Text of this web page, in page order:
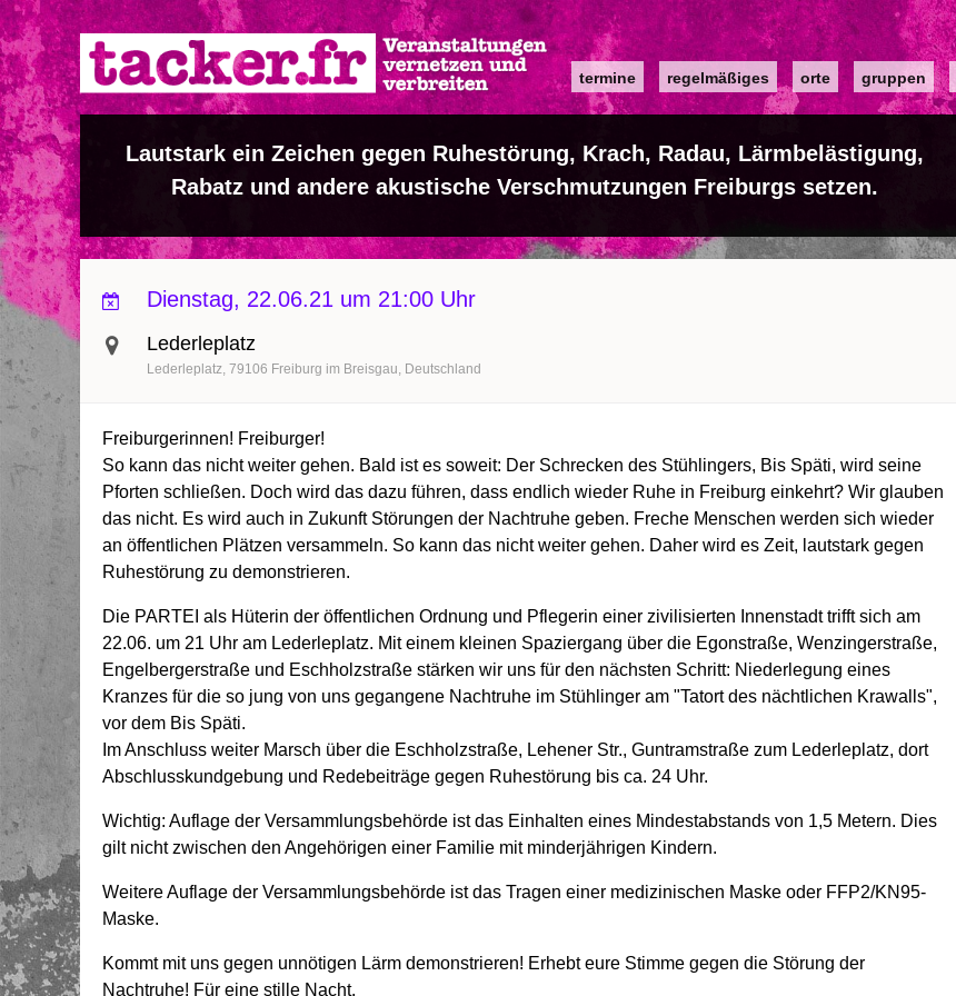
Direkt
zum
Inhalt
Main
navigation
termine regelmäßiges orte gruppen
Lautstark ein Zeichen gegen Ruhestörung, Krach, Radau, Lärmbelästigung,
Rabatz und andere akustische Verschmutzungen Freiburgs setzen.
Dienstag, 22.06.21 um 21:00 Uhr
Lederleplatz
Lederleplatz 79106 Freiburg im Breisgau Deutschland
Freiburgerinnen! Freiburger!
So kann das nicht weiter gehen. Bald ist es soweit: Der Schrecken des Stühlingers, Bis Späti, wird seine
Pforten schließen. Doch wird das dazu führen, dass endlich wieder Ruhe in Freiburg einkehrt? Wir glauben
das nicht. Es wird auch in Zukunft Störungen der Nachtruhe geben. Freche Menschen werden sich wieder
an öffentlichen Plätzen versammeln. So kann das nicht weiter gehen. Daher wird es Zeit, lautstark gegen
Ruhestörung zu demonstrieren.
Die PARTEI als Hüterin der öffentlichen Ordnung und Pflegerin einer zivilisierten Innenstadt trifft sich am
22.06. um 21 Uhr am Lederleplatz. Mit einem kleinen Spaziergang über die Egonstraße, Wenzingerstraße,
Engelbergerstraße und Eschholzstraße stärken wir uns für den nächsten Schritt: Niederlegung eines
Kranzes für die so jung von uns gegangene Nachtruhe im Stühlinger am "Tatort des nächtlichen Krawalls",
vor dem Bis Späti.
Im Anschluss weiter Marsch über die Eschholzstraße, Lehener Str., Guntramstraße zum Lederleplatz, dort
Abschlusskundgebung und Redebeiträge gegen Ruhestörung bis ca. 24 Uhr.
Wichtig: Auflage der Versammlungsbehörde ist das Einhalten eines Mindestabstands von 1,5 Metern. Dies
gilt nicht zwischen den Angehörigen einer Familie mit minderjährigen Kindern.
Weitere Auflage der Versammlungsbehörde ist das Tragen einer medizinischen Maske oder FFP2/KN95-
Maske.
Kommt mit uns gegen unnötigen Lärm demonstrieren! Erhebt eure Stimme gegen die Störung der
Nachtruhe! Für eine stille Nacht.